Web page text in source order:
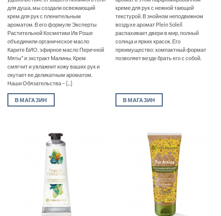
для душа, мы создали освежающий
крем для рук с пленительным
ароматом. В его формуле Эксперты
Растительной Косметики Ив Роше
объединили органическое масло
Карите БИО, эфирное масло Перечной
Мяты* и экстракт Малины. Крем
смягчит и увлажнит кожу ваших рук и
окутает ее деликатным ароматом.
Наши Обязательства – [...]
В МАГАЗИН
креме для рук с нежной тающей
текстурой. В знойном неподвижном
воздухе аромат Plein Soleil
распахивает двери в мир, полный
солнца и ярких красок. Его
преимущество: компактный формат
позволяет везде брать его с собой.
В МАГАЗИН